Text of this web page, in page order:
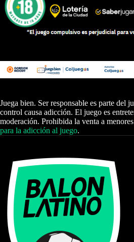
Juega bien. Ser responsable es parte del
control causa adicción. El juego es
moderación. Prohibida la venta a
para la adicción al juego.